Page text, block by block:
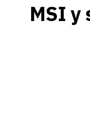
MSI y